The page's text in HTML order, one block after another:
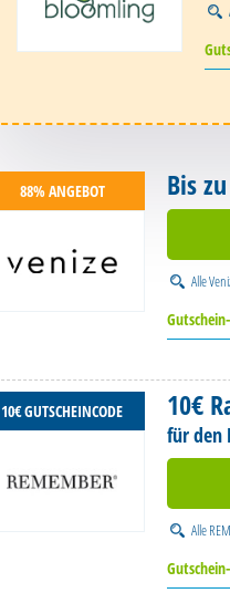
88% ANGEBOT
Bis
Alle
10€ GUTSCHEINCODE 10€
für den
Alle